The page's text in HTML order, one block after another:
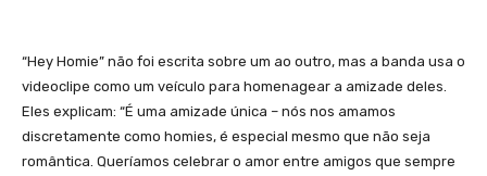
“Hey Homie” não foi escrita sobre um ao outro, mas a banda usa o
videoclipe como um veículo para homenagear a amizade deles.
Eles explicam: “É uma amizade única – nós nos amamos
discretamente como homies, é especial mesmo que não seja
romântica. Queríamos celebrar o amor entre amigos que sempre